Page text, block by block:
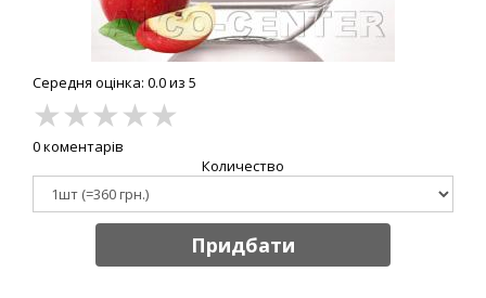
Середня оцінка: 0.0 из 5
★★★★★
0 коментарів
Количество
Придбати